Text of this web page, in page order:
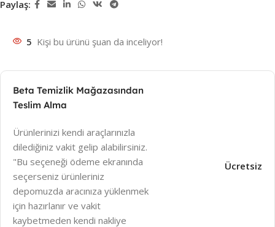
Paylaş:
5 Kişi bu ürünü şuan da inceliyor!
Beta Temizlik Mağazasından
Teslim Alma
Ürünlerinizi kendi araçlarınızla
dilediğiniz vakit gelip alabilirsiniz.
"Bu seçeneği ödeme ekranında
seçerseniz ürünleriniz
depomuzda aracınıza yüklenmek
için hazırlanır ve vakit
kaybetmeden kendi nakliye
Ücretsiz